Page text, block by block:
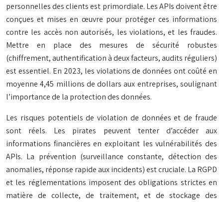
personnelles des clients est primordiale. Les APIs doivent être
conçues et mises en œuvre pour protéger ces informations
contre les accès non autorisés, les violations, et les fraudes.
Mettre en place des mesures de sécurité robustes
(chiffrement, authentification à deux facteurs, audits réguliers)
est essentiel. En 2023, les violations de données ont coûté en
moyenne 4,45 millions de dollars aux entreprises, soulignant
l’importance de la protection des données.
Les risques potentiels de violation de données et de fraude
sont réels. Les pirates peuvent tenter d’accéder aux
informations financières en exploitant les vulnérabilités des
APIs. La prévention (surveillance constante, détection des
anomalies, réponse rapide aux incidents) est cruciale. La RGPD
et les réglementations imposent des obligations strictes en
matière de collecte, de traitement, et de stockage des